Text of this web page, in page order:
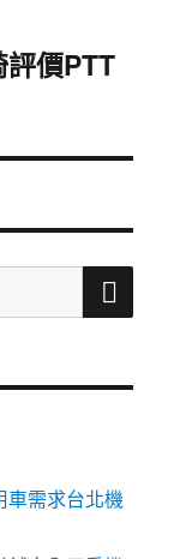
價PTT
搜
車需求台北機